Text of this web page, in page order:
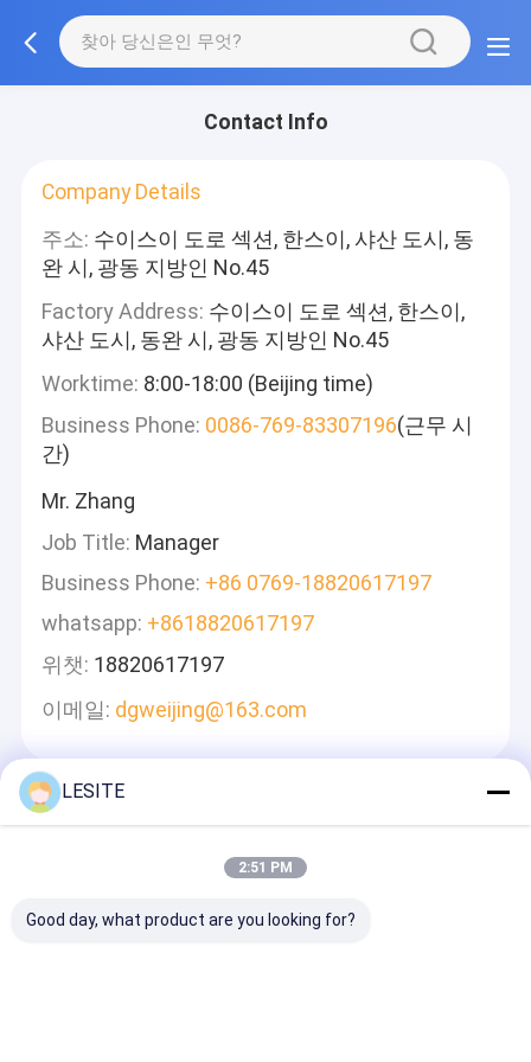
Contact Info
Company Details
주소: 수이스이 도로 섹션, 한스이, 샤산 도시, 동
완 시, 광동 지방인 No.45
Factory Address: 수이스이 도로 섹션, 한스이,
샤산 도시, 동완 시, 광동 지방인 No.45
Worktime: 8:00-18:00 (Beijing time)
Business Phone: 0086-769-83307196(근무 시
간)
Mr. Zhang
Job Title: Manager
Business Phone: +86 0769-18820617197
whatsapp: +8618820617197
위챗: 18820617197
이메일: dgweijing@163.com
LESITE
2:51 PM
Good day, what product are you looking for?